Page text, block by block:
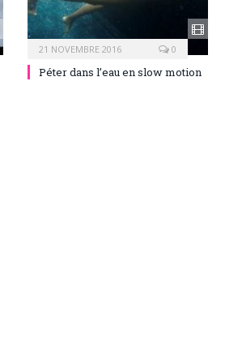
21 NOVEMBRE 2016 0
Péter dans l’eau en slow motion